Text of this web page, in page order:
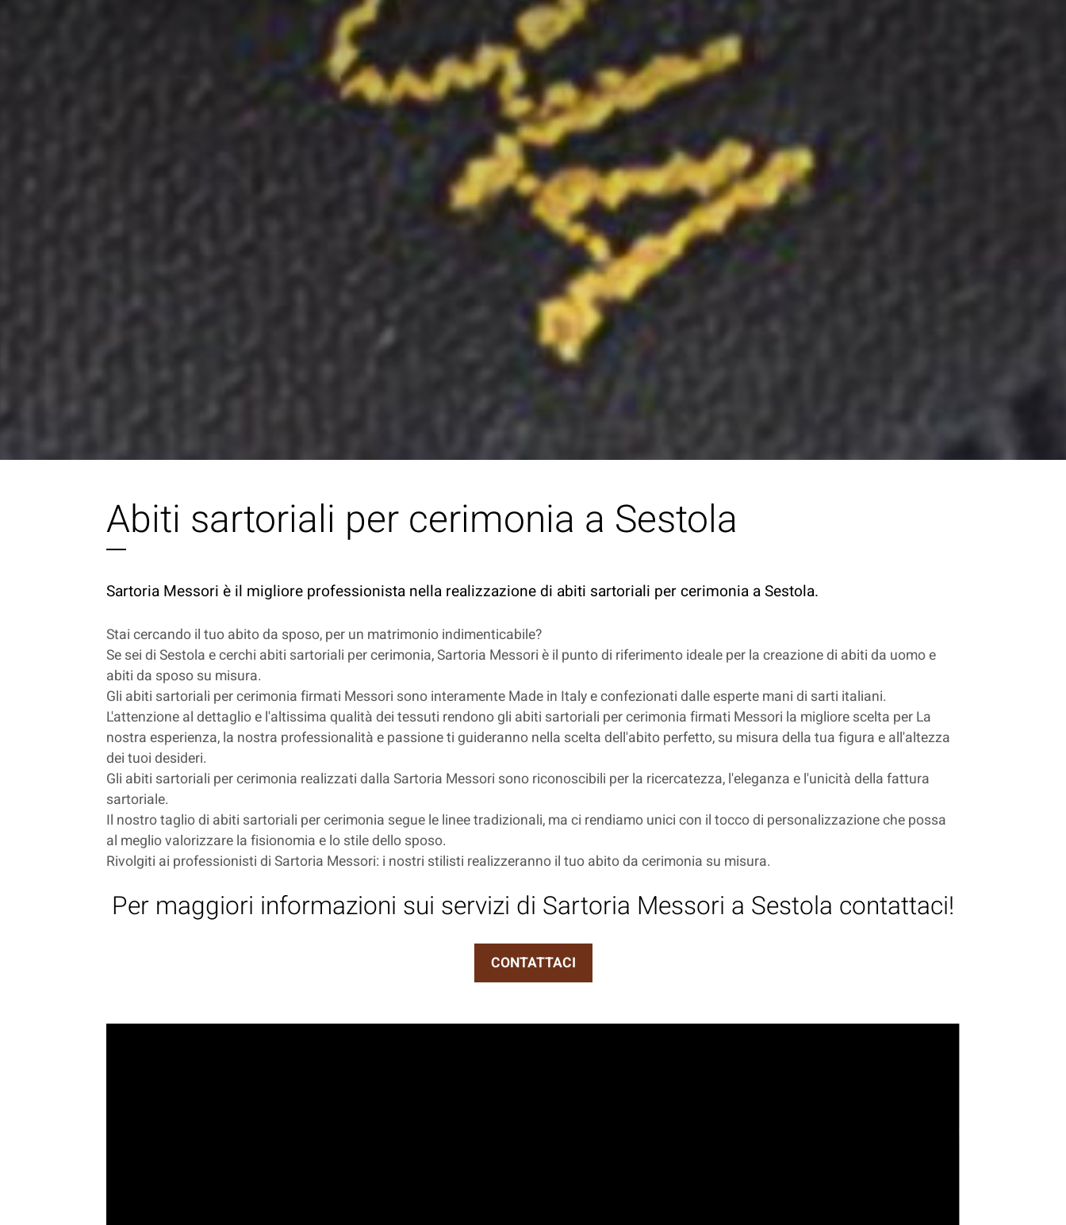
Abiti sartoriali per cerimonia a Sestola
Sartoria Messori è il migliore professionista nella realizzazione di abiti sartoriali per cerimonia a Sestola.
Stai cercando il tuo abito da sposo, per un matrimonio indimenticabile?
Se sei di Sestola e cerchi abiti sartoriali per cerimonia, Sartoria Messori è il punto di riferimento ideale per la creazione di abiti da uomo e
abiti da sposo su misura.
Gli abiti sartoriali per cerimonia firmati Messori sono interamente Made in Italy e confezionati dalle esperte mani di sarti italiani.
L'attenzione al dettaglio e l'altissima qualità dei tessuti rendono gli abiti sartoriali per cerimonia firmati Messori la migliore scelta per La
nostra esperienza, la nostra professionalità e passione ti guideranno nella scelta dell'abito perfetto, su misura della tua figura e all'altezza
dei tuoi desideri.
Gli abiti sartoriali per cerimonia realizzati dalla Sartoria Messori sono riconoscibili per la ricercatezza, l'eleganza e l'unicità della fattura
sartoriale.
Il nostro taglio di abiti sartoriali per cerimonia segue le linee tradizionali, ma ci rendiamo unici con il tocco di personalizzazione che possa
al meglio valorizzare la fisionomia e lo stile dello sposo.
Rivolgiti ai professionisti di Sartoria Messori: i nostri stilisti realizzeranno il tuo abito da cerimonia su misura.
Per maggiori informazioni sui servizi di Sartoria Messori a Sestola contattaci!
CONTATTACI